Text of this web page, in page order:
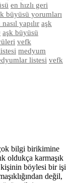
en hızlı geri
büyüsü yorumları
yapılır aşk
aşk büyüsü
vefk
medyum
listesi vefk
bilgi birikimine
oldukça karmaşık
böylesi bir işi
değil,